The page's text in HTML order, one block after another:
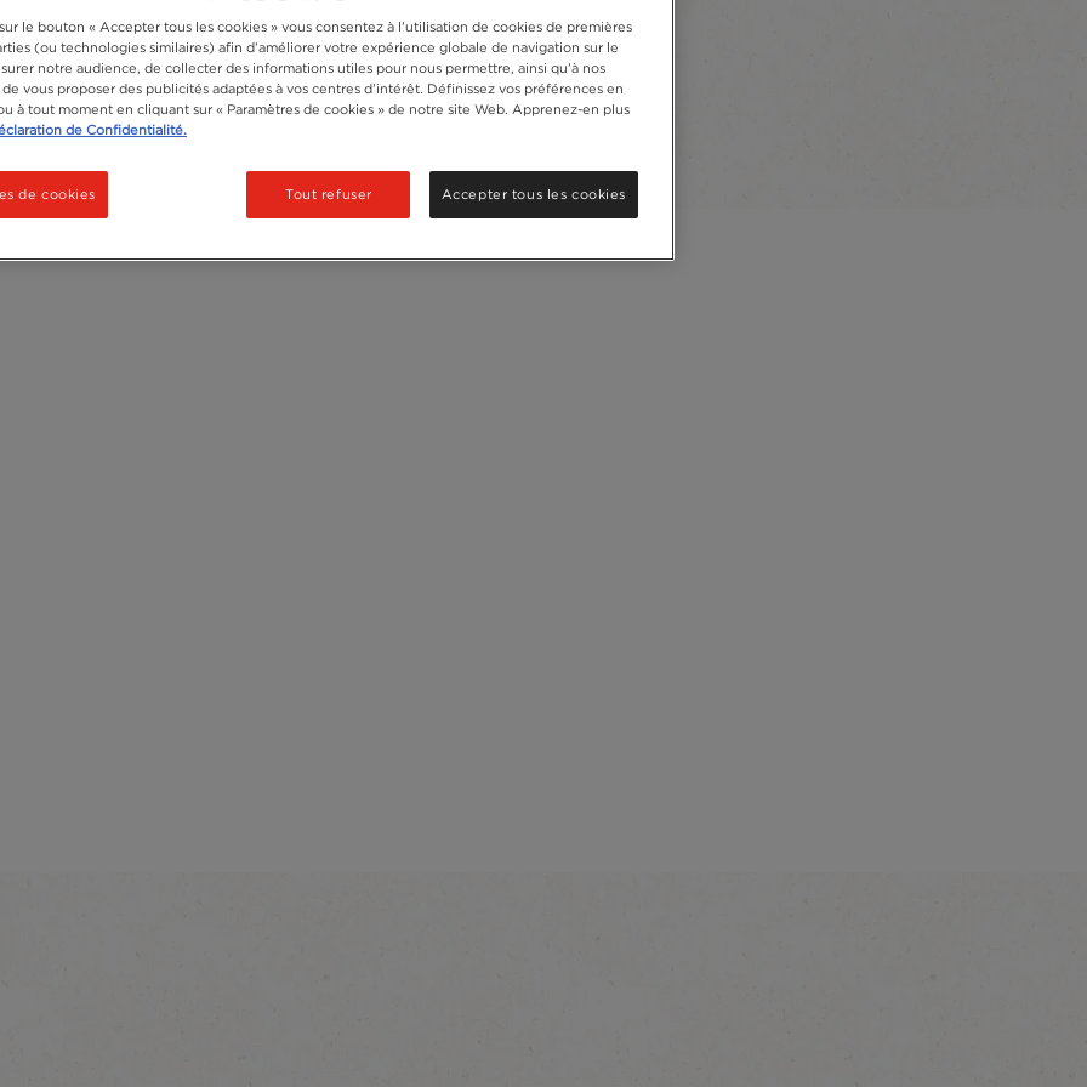
Recycler
le bouton « Accepter tous les cookies » vous consentez à l’utilisation de cookies de premières
(ou technologies similaires) afin d’améliorer votre expérience globale de navigation sur le
notre audience, de collecter des informations utiles pour nous permettre, ainsi qu’à nos
vous proposer des publicités adaptées à vos centres d’intérêt. Définissez vos préférences en
à tout moment en cliquant sur « Paramètres de cookies » de notre site Web. Apprenez-en plus
de Confidentialité.
de cookies Tout refuser Accepter tous les cookies